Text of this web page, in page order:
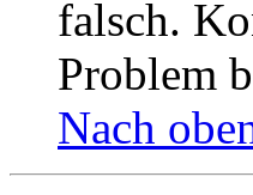
falsch.
Problem
Nach